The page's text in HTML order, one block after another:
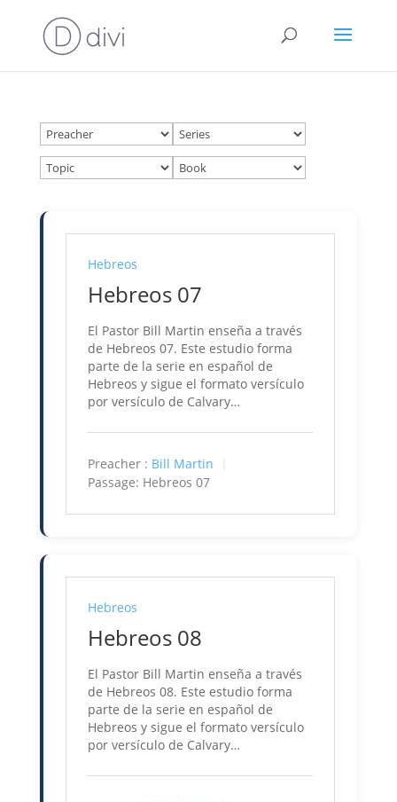
Hebreos
Hebreos 07
El Pastor Bill Martin enseña a través
de Hebreos 07. Este estudio forma
parte de la serie en español de
Hebreos y sigue el formato versículo
por versículo de Calvary…
Preacher : Bill Martin
Passage: Hebreos 07
Hebreos
Hebreos 08
El Pastor Bill Martin enseña a través
de Hebreos 08. Este estudio forma
parte de la serie en español de
Hebreos y sigue el formato versículo
por versículo de Calvary…